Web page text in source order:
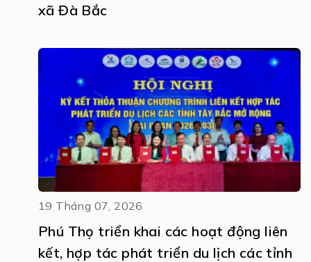
xã Đà Bắc
19 Tháng 07, 2026
Phú Thọ triển khai các hoạt động liên
kết, hợp tác phát triển du lịch các tỉnh